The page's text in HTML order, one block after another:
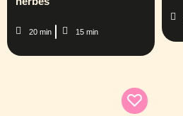
20 min 15 min